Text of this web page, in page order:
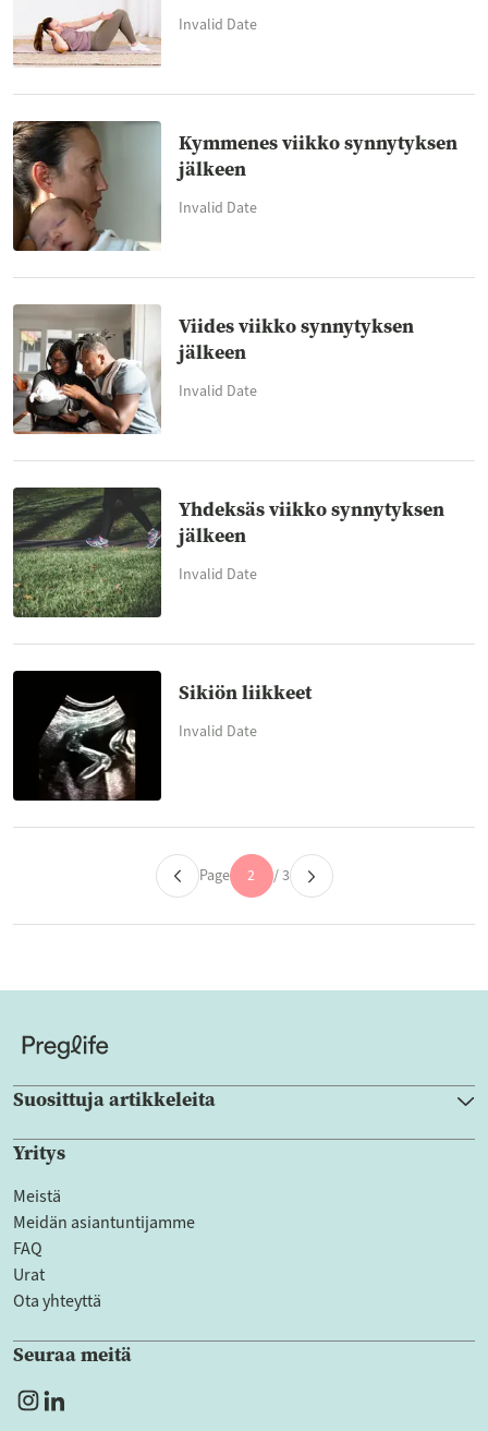
Invalid Date
Kymmenes viikko synnytyksen
jälkeen
Invalid Date
Viides viikko synnytyksen
jälkeen
Invalid Date
Yhdeksäs viikko synnytyksen
jälkeen
Invalid Date
Sikiön liikkeet
Invalid Date
Page 2 / 3
Suosittuja artikkeleita
Yritys
Meistä
Meidän asiantuntijamme
FAQ
Urat
Ota yhteyttä
Seuraa meitä